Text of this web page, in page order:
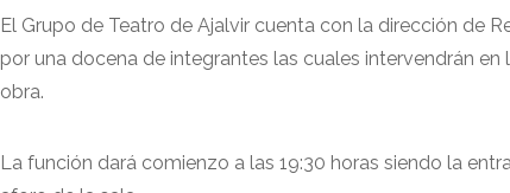
El Grupo de Teatro de Ajalvir cuenta con la dirección de
por una docena de integrantes las cuales intervendrán
obra.
La función dará comienzo a las 19:30 horas siendo la